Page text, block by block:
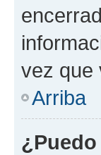
vez que
Arriba